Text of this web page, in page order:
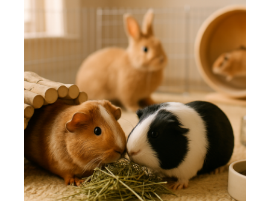
a
t
i
e
r
h
a
l
g
h
t
u
n
g
R
i
c